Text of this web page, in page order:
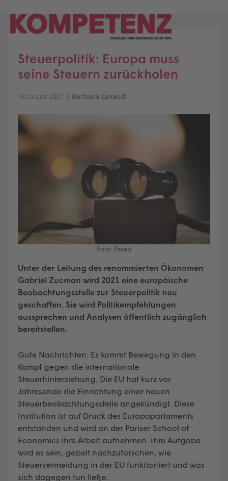
content
Steuerpolitik: Europa muss
seine Steuern zurückholen
18. Januar 2021 Barbara Lavaud
Foto: Pexels
Unter der Leitung des renommierten Ökonomen
Gabriel Zucman wird 2021 eine europäische
Beobachtungsstelle zur Steuerpolitik neu
geschaffen. Sie wird Politikempfehlungen
aussprechen und Analysen öffentlich zugänglich
bereitstellen.
Gute Nachrichten: Es kommt Bewegung in den
Kampf gegen die internationale
Steuerhinterziehung. Die EU hat kurz vor
Jahresende die Einrichtung einer neuen
Steuerbeobachtungsstelle angekündigt. Diese
Institution ist auf Druck des Europaparlaments
entstanden und wird an der Pariser School of
Economics ihre Arbeit aufnehmen. Ihre Aufgabe
wird es sein, gezielt nachzuforschen, wie
Steuervermeidung in der EU funktioniert und was
sich dagegen tun ließe.